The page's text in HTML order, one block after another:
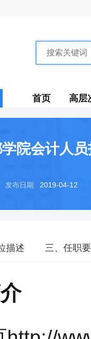
首页 高层
院会计人
发布日期 2019-04-12
描述 三、任职